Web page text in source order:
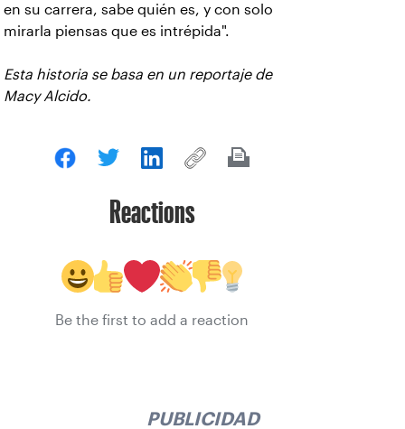
en su carrera, sabe quién es, y con solo
mirarla piensas que es intrépida".
Esta historia se basa en un reportaje de
Macy Alcido.
Reactions
Be the first to add a reaction
PUBLICIDAD